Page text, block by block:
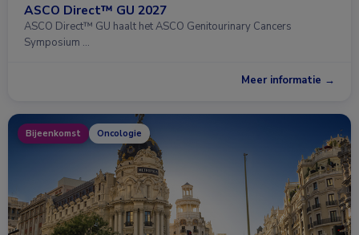
ASCO Direct™ GU 2027
ASCO Direct™ GU haalt het ASCO Genitourinary Cancers
Symposium …
Meer informatie →
Bijeenkomst Oncologie